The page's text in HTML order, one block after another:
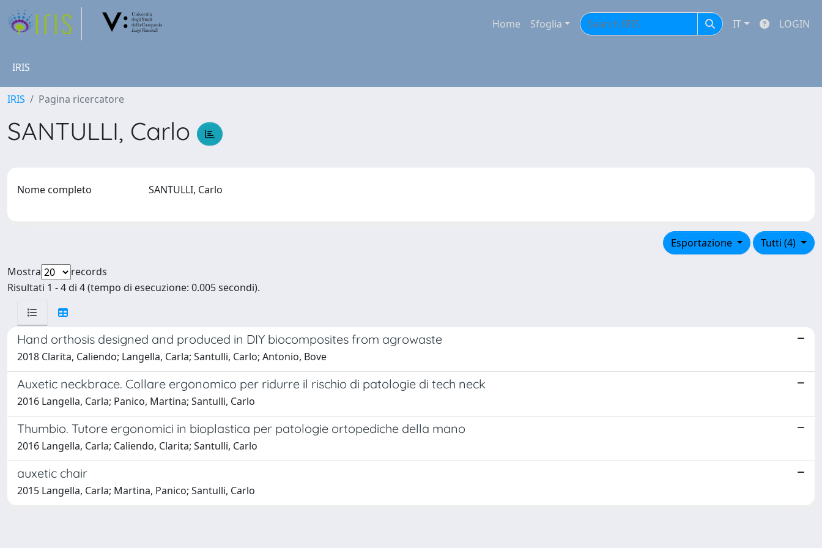
Home Sfoglia IT LOGIN
IRIS
IRIS Pagina ricercatore
SANTULLI, Carlo
Nome completo SANTULLI, Carlo
Tutti (4)
Esportazione
Mostra
records
Risultati 1 - 4 di 4 (tempo di esecuzione: 0.005 secondi).
Hand orthosis designed and produced in DIY biocomposites from agrowaste
2018 Clarita, Caliendo; Langella, Carla; Santulli, Carlo; Antonio, Bove
Auxetic neckbrace. Collare ergonomico per ridurre il rischio di patologie di tech neck
2016 Langella, Carla; Panico, Martina; Santulli, Carlo
Thumbio. Tutore ergonomici in bioplastica per patologie ortopediche della mano
2016 Langella, Carla; Caliendo, Clarita; Santulli, Carlo
auxetic chair
2015 Langella, Carla; Martina, Panico; Santulli, Carlo